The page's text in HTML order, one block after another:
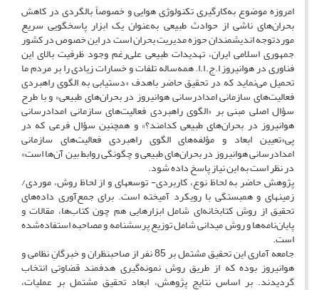
امروزه موضوع به‌کارگیری تکنولوژی هوایی و خصوصاً بالگردی در کاهش
بحران‌های ناشی از حوادث طبیعی به‌عنوان یک ابزار پاسخگویی سریع
موردتوجه اندیشمندان حوزه مدیریت بحران است در این خصوص در کشور
جمهوری اسلامی ایران، تهدیدات طبیعی علی‌رغم وجود ظرفیت بالای این
فناوری در هوانیروز ا.ج.ا.ا. همه‌ساله تلفات و خسارات زیادی را بر مردم ما
تحمیل می‌نماید که در تحقیق حاضر باهدف «دستیابی به الگوی راهبردی
فعالیت‌های سازمانی امدادرسانی هوانیروز در بحران‌های طبیعی» و با طرح
سؤال اصلی مبنی بر «الگوی راهبردی فعالیت‌های سازمانی امدادرسانی
هوانیروز در بحران‌های طبیعی کدامند؟» و همچنین سؤال فرعی که در
پی«تعیین ابعاد و مؤلفه‌های الگوی راهبردی فعالیت‌های سازمانی
امدادرسانی هوانیروز در بحران‌های طبیعی و چگونگی روابط بین آن‌ها است»
در نظر است به این نیاز پاسخ داده شود.
پژوهش حاضر به لحاظ نوع، کاربردی- توسعه‏ای و از لحاظ روش، موردی/
زمینه‏ای و همبستگی با رویکرد آمیخته است.‌ برای جمع‌آوری داده‌های
تحقیق از روش کتابخانه‌ای شامل ابزارهایی هم چون کتاب‌ها، مقالات و
پایان‌نامه‌ها و روش میدانی شامل توزیع پرسشنامه و مصاحبه استفاده‌شده
است.
جامعه آماری این تحقیق مشتمل بر 85 نفر از صاحب‏نظران و خبرگانِ نظامی و
هوانیروز بوده که از طریق روش نمونه‌گیری هدفمند قضاوتی انتخاب
گردیدند. بر اساس نتایج پژوهش، ابعاد تحقیق مشتمل بر عملیات،